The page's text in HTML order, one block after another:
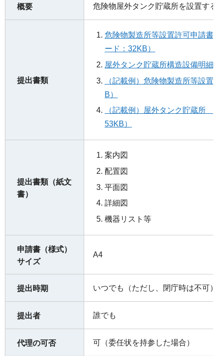
概要 危険物屋外タンク貯蔵所を設置す
提出書類
危険物製造所等設置許可申請書
ード：32KB）
屋外タンク貯蔵所構造設備明細
（記載例）危険物製造所等設
B）
（記載例）屋外タンク貯蔵所
53KB）
提出書類（紙文
書）
案内図
配置図
平面図
詳細図
機器リスト等
申請書（様式）
サイズ
A4
提出時期 いつでも（ただし、閉庁時は不可）
提出者 誰でも
代理の可否 可（委任状を持参した場合）